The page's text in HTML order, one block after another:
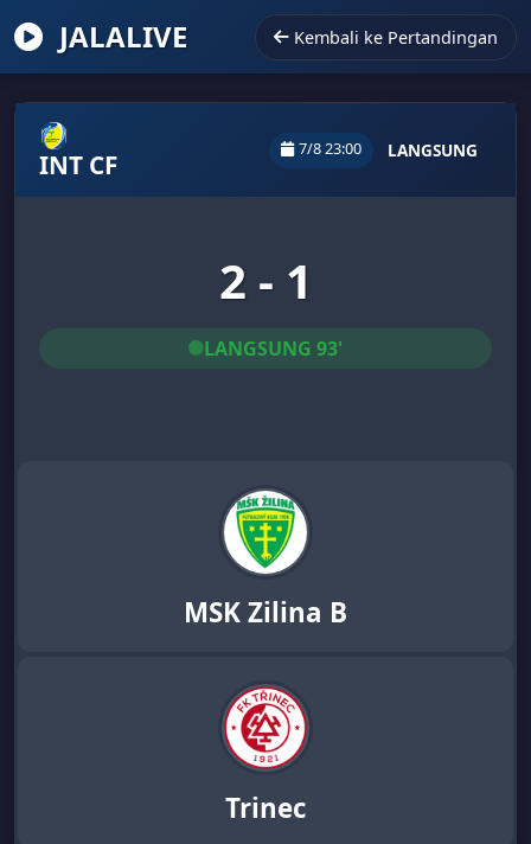
JALALIVE Kembali ke Pertandingan
INT CF
7/8 23:00 LANGSUNG
MSK Zilina B
2 - 1
LANGSUNG 93'
Trinec